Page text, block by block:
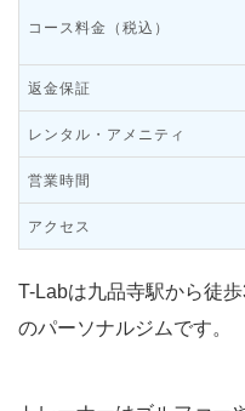
コース料金（税込）
返金保証
レンタル・アメニティ
営業時間
アクセス
T-Labは九品寺駅から徒
のパーソナルジムです。